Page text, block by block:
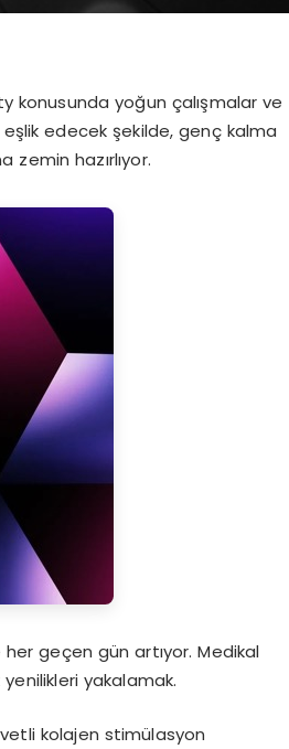
konusunda yoğun çalışmalar ve
edecek şekilde, genç kalma
zemin hazırlıyor.
geçen gün artıyor. Medikal
yakalamak.
kolajen stimülasyon